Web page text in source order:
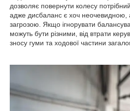
дозволяє повернути колесу
адже дисбаланс є хоч неочевидною,
загрозою. Якщо ігнорувати
можуть бути різними, від втрати
зносу гуми та ходової частини